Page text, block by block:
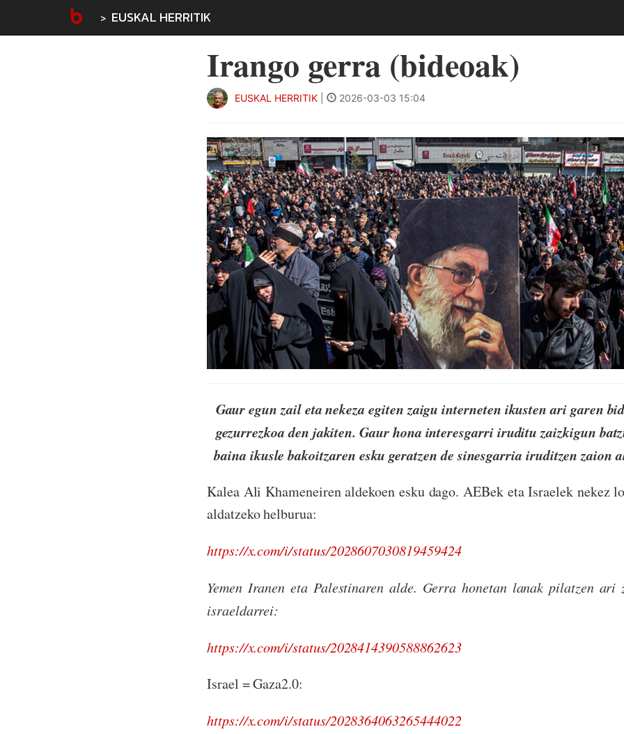
EUSKAL HERRITIK
Irango gerra (bideoak)
EUSKAL HERRITIK 2026-03-03 15:04
Gaur egun zail eta nekeza egiten zaigu interneten ikusten ari garen
gezurrezkoa den jakiten. Gaur hona interesgarri iruditu zaizkigun
baina ikusle bakoitzaren esku geratzen de sinesgarria iruditzen zaion
Kalea Ali Khameneiren aldekoen esku dago. AEBek eta Israelek nekez
aldatzeko helburua:
https://x.com/i/status/2028607030819459424
Yemen Iranen eta Palestinaren alde. Gerra honetan lanak pilatzen ari
israeldarrei:
https://x.com/i/status/2028414390588862623
Israel = Gaza2.0:
https://x.com/i/status/2028364063265444022